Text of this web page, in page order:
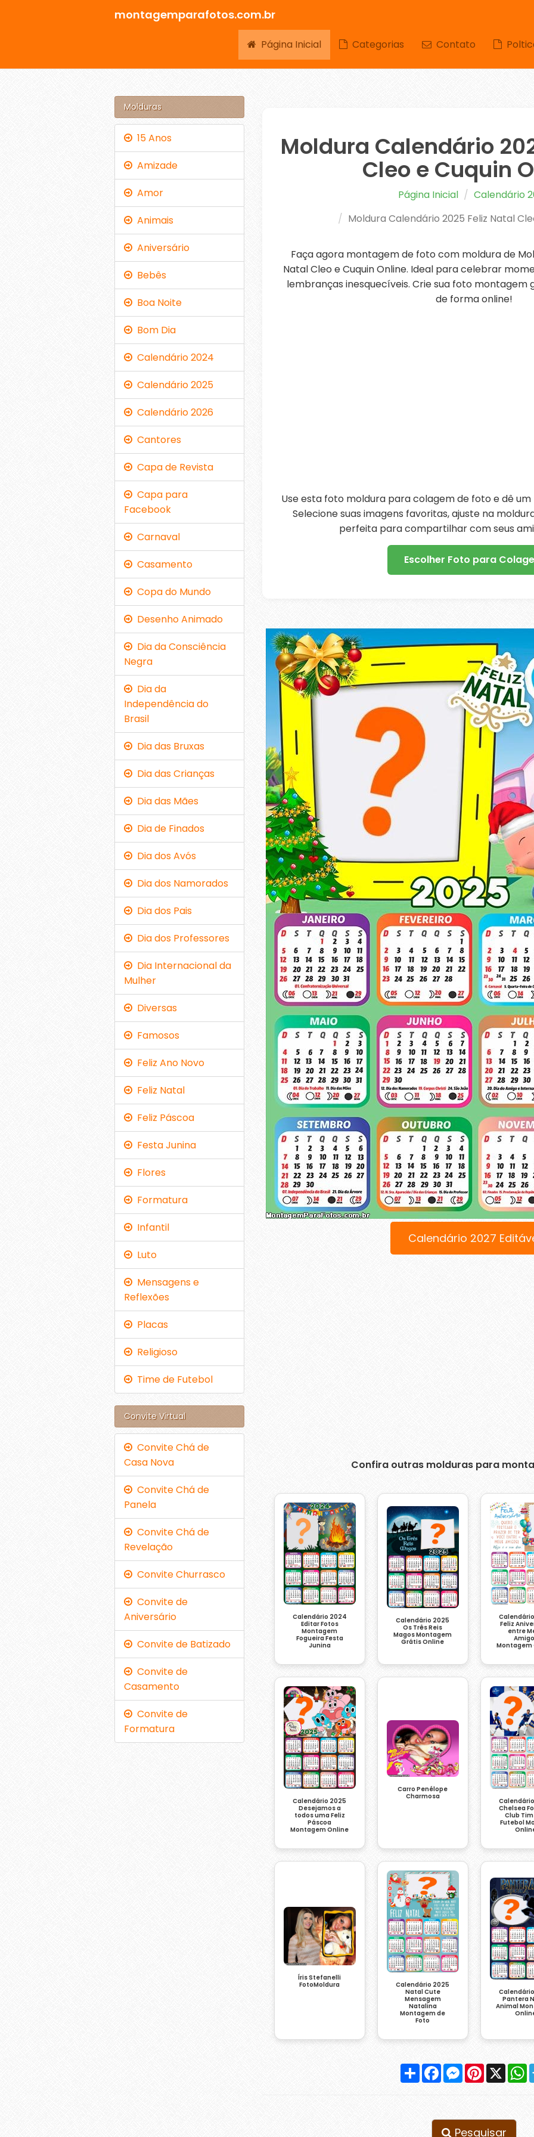
montagemparafotos.com.br
Página Inicial Categorias Contato
Moldura Calendário
Cleo e Cuquin
Página Inicial
Calendário
Moldura Calendário 2025 Feliz Natal
Faça agora montagem de foto com moldura de
Natal Cleo e Cuquin Online. Ideal para celebrar
lembranças inesquecíveis. Crie sua foto montagem
de forma online!
Use esta foto moldura para colagem de foto e dê um
Selecione suas imagens favoritas, ajuste na
perfeita para compartilhar com seus
Escolher Foto para
Calendário 2027
Confira outras molduras para
Calendário 2024
Editar Fotos
Montagem
Fogueira Festa
Junina
Calendário 2025
Os Três Reis
Magos Montagem
Grátis Online
Feliz
entre
Montagem
Calendário 2025
Desejamos a
todos uma Feliz
Páscoa
Montagem Online
Carro Penélope
Charmosa
Chelsea
Club
Futebol
Íris Stefanelli
FotoMoldura
Calendário 2025
Natal Cute
Mensagem
Natalina
Montagem de
Foto
Pantera
Animal
Compartilhar
FacebookMessenger
Pinterest
X
Pesquisar
Molduras
15 Anos
Amizade
Amor
Animais
Aniversário
Bebês
Boa Noite
Bom Dia
Calendário 2024
Calendário 2025
Calendário 2026
Cantores
Capa de Revista
Capa para
Facebook
Carnaval
Casamento
Copa do Mundo
Desenho Animado
Dia da Consciência
Negra
Dia da
Independência do
Brasil
Dia das Bruxas
Dia das Crianças
Dia das Mães
Dia de Finados
Dia dos Avós
Dia dos Namorados
Dia dos Pais
Dia dos Professores
Dia Internacional da
Mulher
Diversas
Famosos
Feliz Ano Novo
Feliz Natal
Feliz Páscoa
Festa Junina
Flores
Formatura
Infantil
Luto
Mensagens e
Reflexões
Placas
Religioso
Time de Futebol
Convite Virtual
Convite Chá de
Casa Nova
Convite Chá de
Panela
Convite Chá de
Revelação
Convite Churrasco
Convite de
Aniversário
Convite de Batizado
Convite de
Casamento
Convite de
Formatura